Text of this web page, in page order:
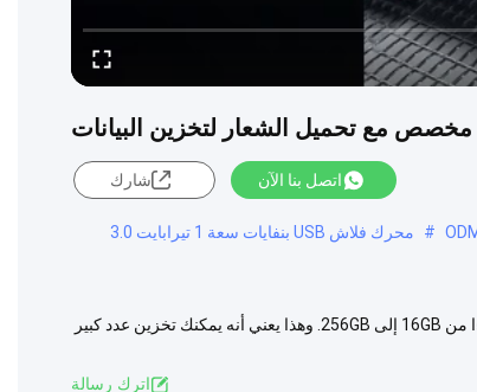
مع تحميل الشعار لتخزين البيانات
اتصل بنا الآن شارك
# محرك فلاش USB بنفايات سعة 1 تيرابايت 3.0
وصف المنتج: محرك الأقراص الفلاش 3.2 متوفر في مجموعة متنوعة من أحجام التخزين، بدءا من 16GB إلى 256GB. وهذا يعني أنه يمكنك تخزين عدد كبير
اترك رسالة